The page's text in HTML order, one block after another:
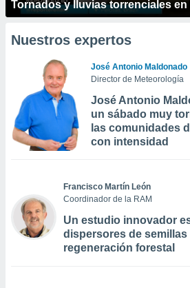
Tornados y lluvias torrenciales en
Nuestros expertos
José Antonio Maldonado
Director de Meteorología
José Antonio
un sábado muy
las comunidades
con intensidad
Francisco Martín León
Coordinador de la RAM
Un estudio innovador
dispersores de
regeneración forestal